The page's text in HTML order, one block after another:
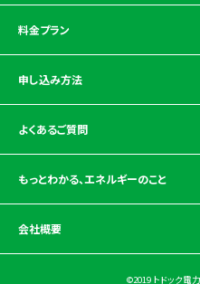
料金プラン
申し込み方法
よくあるご質問
もっとわかる、エネルギーのこと
会社概要
©2019 トドック電